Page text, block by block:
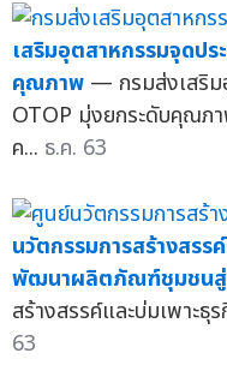
เสริมอุตสาหกรรมจุดป
คุณภาพ — กรมส่งเสริม
OTOP มุ่งยกระดับคุณภ
ค... ธ.ค. 63
นวัตกรรมการสร้างสรร
พัฒนาผลิตภัณฑ์ชุมชนสู่
สร้างสรรค์และบ่มเพาะธุ
63